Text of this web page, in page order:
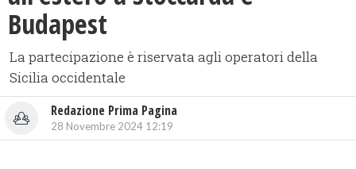
Budapest
La partecipazione è riservata agli operatori della
Sicilia occidentale
Redazione Prima Pagina
28 Novembre 2024 12:19